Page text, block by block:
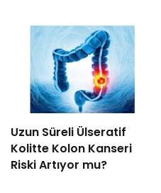
Uzun Süreli Ülseratif
Kolitte Kolon Kanseri
Riski Artıyor mu?